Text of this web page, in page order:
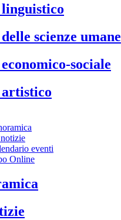
linguistico
delle scienze umane
economico-sociale
artistico
notizie
eventi
Online